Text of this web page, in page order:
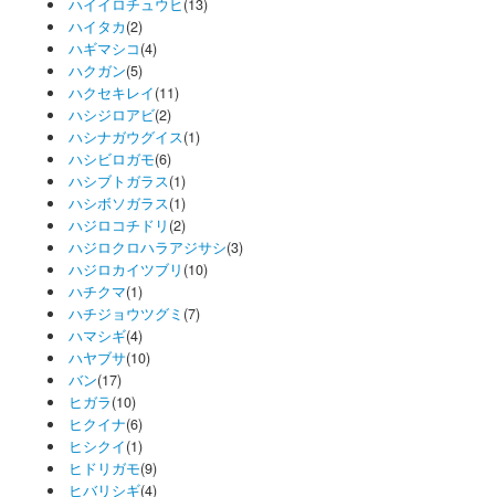
ハイイロチュウヒ(13)
ハイタカ(2)
ハギマシコ(4)
ハクガン(5)
ハクセキレイ(11)
ハシジロアビ(2)
ハシナガウグイス(1)
ハシビロガモ(6)
ハシブトガラス(1)
ハシボソガラス(1)
ハジロコチドリ (2)
ハジロクロハラアジサシ(3)
ハジロカイツブリ (10)
ハチクマ(1)
ハチジョウツグミ (7)
ハマシギ(4)
ハヤブサ(10)
バン(17)
ヒガラ(10)
ヒクイナ(6)
ヒシクイ(1)
ヒドリガモ(9)
ヒバリシギ(4)